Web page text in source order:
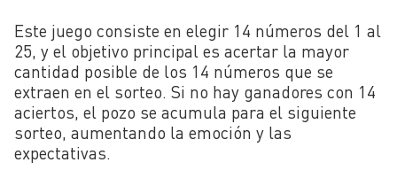
Este juego consiste en elegir 14 números del 1 al
25, y el objetivo principal es acertar la mayor
cantidad posible de los 14 números que se
extraen en el sorteo. Si no hay ganadores con 14
aciertos, el pozo se acumula para el siguiente
sorteo, aumentando la emoción y las
expectativas.